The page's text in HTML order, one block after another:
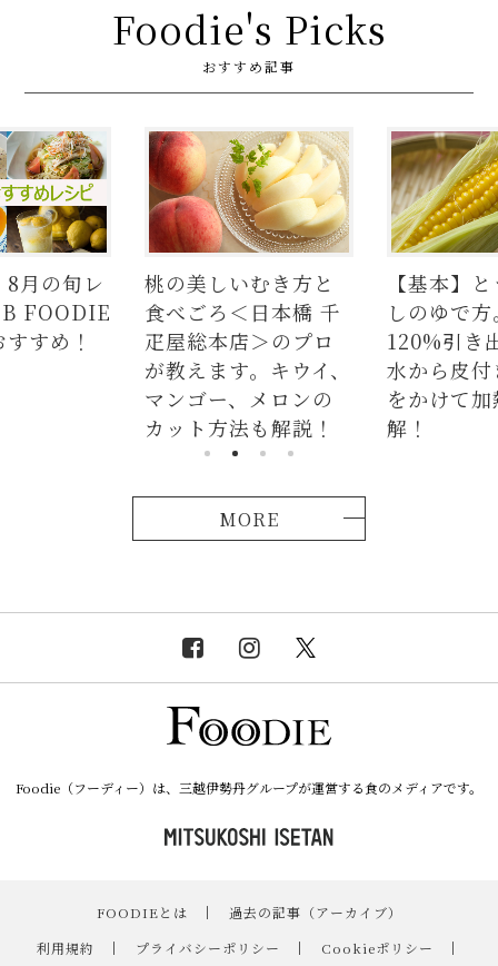
Foodie's Picks
おすすめ記事
美しいむき方と
ごろ＜日本橋 千
総本店＞のプロ
えます。キウイ、
ゴー、メロンの
ト方法も解説！
【基本】とうもろこ
しのゆで方。甘さを
120%引き出すには、
水から皮付き＆時間
をかけて加熱が正
解！
【
の
ラダ
麺
つ
MORE
Foodie（フーディー）は、三越伊勢丹グループが運営する食のメディアです。
FOODIEとは ｜
過去の記事（アーカイブ）
｜
利用規約 ｜ プライバシーポリシー ｜ Cookieポリシー ｜